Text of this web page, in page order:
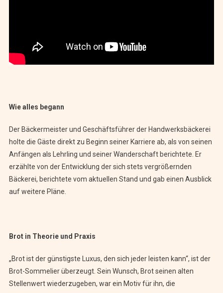
Wie alles begann
Der Bäckermeister und Geschäftsführer der Handwerksbäckerei
holte die Gäste direkt zu Beginn seiner Karriere ab, als von seinen
Anfängen als Lehrling und seiner Wanderschaft berichtete. Er
erzählte von der Entwicklung der sich stets vergrößernden
Bäckerei, berichtete vom aktuellen Stand und gab einen Ausblick
auf weitere Pläne.
Brot in Theorie und Praxis
„Brot ist der günstigste Luxus, den sich jeder leisten kann“, ist der
Brot-Sommelier überzeugt. Sein Wunsch, Brot seinen alten
Stellenwert wiederzugeben, war ein Motiv für ihn, die